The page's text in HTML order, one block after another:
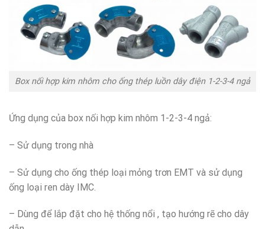
Box nối hợp kim nhôm cho ống thép luồn dây điện 1-2-3-4 ngả
Ứng dụng của box nối hợp kim nhôm 1-2-3-4 ngả:
– Sử dụng trong nhà
– Sử dụng cho ống thép loại mỏng trơn EMT và sử dụng
ống loại ren dày IMC.
– Dùng để lắp đặt cho hệ thống nổi , tạo hướng rẽ cho dây